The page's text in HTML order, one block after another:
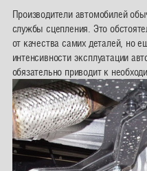
Производители автомобилей
службы сцепления. Это
от качества самих деталей, но
интенсивности эксплуатации
обязательно приводит к